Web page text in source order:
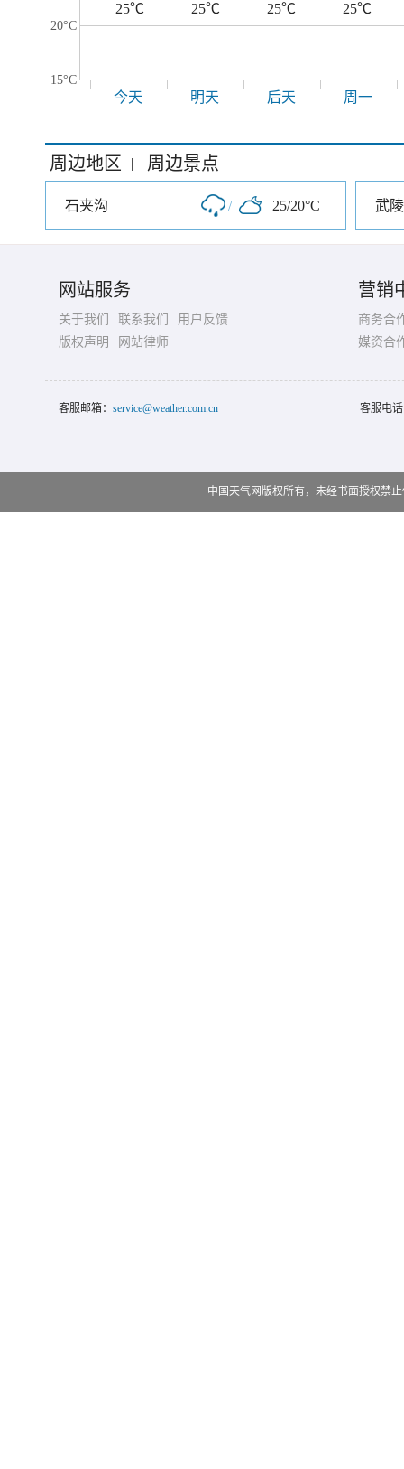
20°C
15°C
25℃ 25℃ 25℃ 25℃
今天 明天 后天 周一
周边地区 | 周边景点
石夹沟 / 25/20°C 武
网站服务
关于我们 联系我们
用户反馈
版权声明
网站律师
营销
商务合
媒资合
客服邮箱： service@weather.com.cn 客服电
中国天气网版权所有，未经书面授权